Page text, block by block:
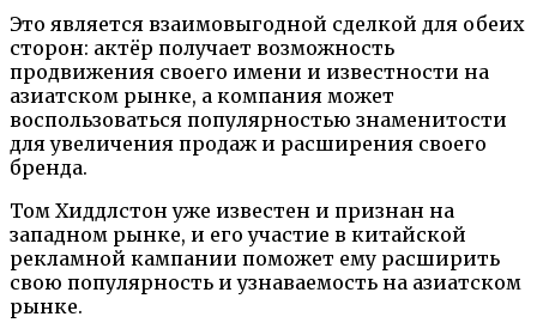
Это является взаимовыгодной сделкой для обеих
сторон: актёр получает возможность
продвижения своего имени и известности на
азиатском рынке, а компания может
воспользоваться популярностью знаменитости
для увеличения продаж и расширения своего
бренда.
Том Хиддлстон уже известен и признан на
западном рынке, и его участие в китайской
рекламной кампании поможет ему расширить
свою популярность и узнаваемость на азиатском
рынке.